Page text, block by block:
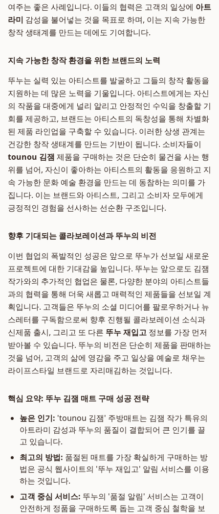
여주는 좋은 사례입니다. 이들의 협력은 고객의 일상에 아트
라미 감성을 불어넣는 것을 목표로 하며, 이는 지속 가능한
창작 생태계를 만드는 데에도 기여합니다.
지속 가능한 창작 환경을 위한 브랜드의 노력
뚜누는 실력 있는 아티스트를 발굴하고 그들의 창작 활동을
지원하는 데 많은 노력을 기울입니다. 아티스트에게는 자신
의 작품을 대중에게 널리 알리고 안정적인 수익을 창출할 기
회를 제공하고, 브랜드는 아티스트의 독창성을 통해 차별화
된 제품 라인업을 구축할 수 있습니다. 이러한 상생 관계는
건강한 창작 생태계를 만드는 기반이 됩니다. 소비자들이
tounou 김잼 제품을 구매하는 것은 단순히 물건을 사는 행
위를 넘어, 자신이 좋아하는 아티스트의 활동을 응원하고 지
속 가능한 문화 예술 환경을 만드는 데 동참하는 의미를 가
집니다. 이는 브랜드와 아티스트, 그리고 소비자 모두에게
긍정적인 경험을 선사하는 선순환 구조입니다.
향후 기대되는 콜라보레이션과 뚜누의 비전
이번 협업의 폭발적인 성공은 앞으로 뚜누가 선보일 새로운
프로젝트에 대한 기대감을 높입니다. 뚜누는 앞으로도 김잼
작가와의 추가적인 협업은 물론, 다양한 분야의 아티스트들
과의 협력을 통해 더욱 새롭고 매력적인 제품들을 선보일 계
획입니다. 고객들은 뚜누의 소셜 미디어를 팔로우하거나 뉴
스레터를 구독함으로써 향후 진행될 콜라보레이션 소식과
신제품 출시, 그리고 또 다른 뚜누 재입고 정보를 가장 먼저
받아볼 수 있습니다. 뚜누의 비전은 단순히 제품을 판매하는
것을 넘어, 고객의 삶에 영감을 주고 일상을 예술로 채우는
라이프스타일 브랜드로 자리매김하는 것입니다.
핵심 요약: 뚜누 김잼 매트 구매 성공 전략
높은 인기: 'tounou 김잼' 주방매트는 김잼 작가 특유의
아트라미 감성과 뚜누의 품질이 결합되어 큰 인기를 끌
고 있습니다.
최고의 방법: 품절된 매트를 가장 확실하게 구매하는 방
법은 공식 웹사이트의 '뚜누 재입고' 알림 서비스를 이용
하는 것입니다.
고객 중심 서비스: 뚜누의 '품절 알림' 서비스는 고객이
안전하게 정품을 구매하도록 돕는 고객 중심 철학을 보